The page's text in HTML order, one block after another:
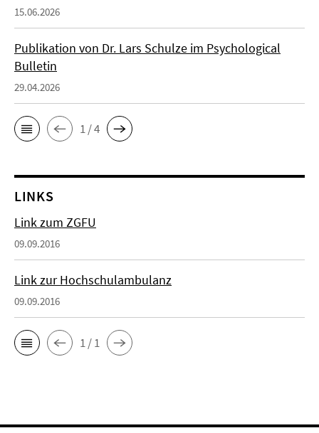
15.06.2026
Publikation von Dr. Lars Schulze im Psychological
Bulletin
29.04.2026
1 / 4
LINKS
Link zum ZGFU
09.09.2016
Link zur Hochschulambulanz
09.09.2016
1 / 1